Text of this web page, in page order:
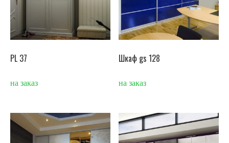
PL 37
на заказ
Шкаф gs 128
на заказ